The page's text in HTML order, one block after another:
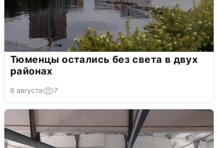
Тюменцы остались без света в двух
районах
6 августа 7